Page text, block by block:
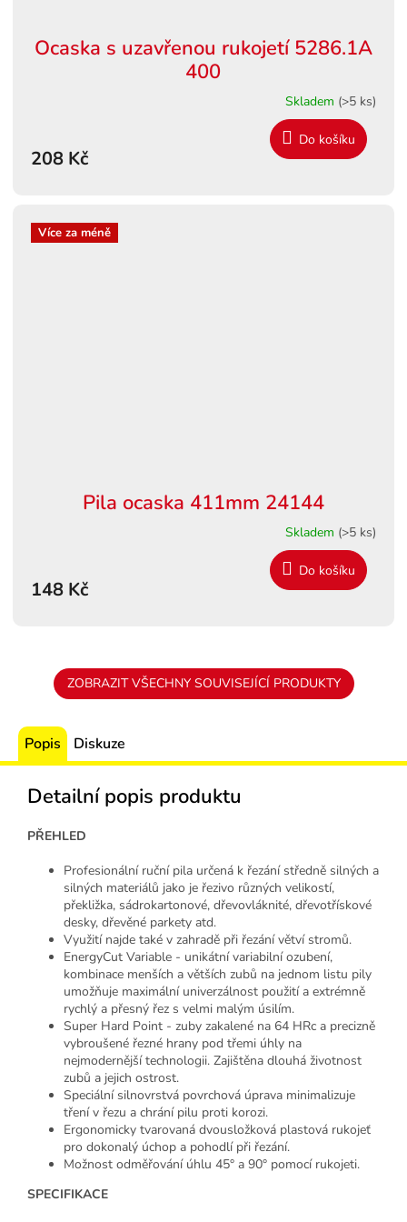
Ocaska s uzavřenou rukojetí 5286.1A
400
Skladem (>5 ks)
208 Kč
Do košíku
Více za méně
Pila ocaska 411mm 24144
Skladem (>5 ks)
148 Kč
Do košíku
ZOBRAZIT VŠECHNY SOUVISEJÍCÍ PRODUKTY
Popis Diskuze
Detailní popis produktu
PŘEHLED
Profesionální ruční pila určená k řezání středně silných a
silných materiálů jako je řezivo různých velikostí,
překližka, sádrokartonové, dřevovláknité, dřevotřískové
desky, dřevěné parkety atd.
Využití najde také v zahradě při řezání větví stromů.
EnergyCut Variable - unikátní variabilní ozubení,
kombinace menších a větších zubů na jednom listu pily
umožňuje maximální univerzálnost použití a extrémně
rychlý a přesný řez s velmi malým úsilím.
Super Hard Point - zuby zakalené na 64 HRc a precizně
vybroušené řezné hrany pod třemi úhly na
nejmodernější technologii. Zajištěna dlouhá životnost
zubů a jejich ostrost.
Speciální silnovrstvá povrchová úprava minimalizuje
tření v řezu a chrání pilu proti korozi.
Ergonomicky tvarovaná dvousložková plastová rukojeť
pro dokonalý úchop a pohodlí při řezání.
Možnost odměřování úhlu 45° a 90° pomocí rukojeti.
SPECIFIKACE